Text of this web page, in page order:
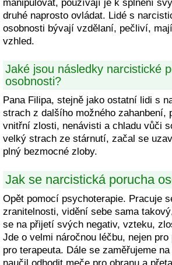
manipulovat, používají je k splnění
druhé naprosto ovládat. Lidé s
osobnosti bývají vzdělaní, pečliví,
vzhled.
Jaké jsou následky narcistické
osobnosti?
Pana Filipa, stejně jako ostatní lidi s
strach z dalšího možného zahanbení,
vnitřní zlosti, nenávisti a chladu vůči
velký strach ze stárnutí, začal se
plný bezmocné zloby.
Jak se narcistická porucha
Opět pomocí psychoterapie. Pracuje
zranitelnosti, vidění sebe sama
se na přijetí svých negativ, vzteku,
Jde o velmi náročnou léčbu, nejen
pro terapeuta. Dále se zaměřujeme